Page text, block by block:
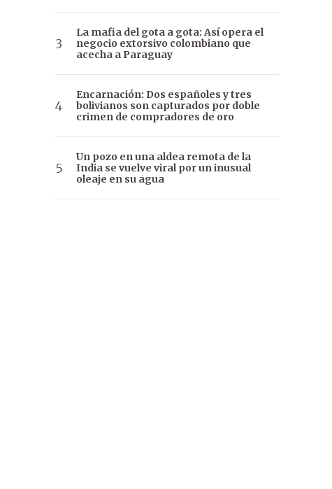
La mafia del gota a gota: Así opera el
negocio extorsivo colombiano que
acecha a Paraguay
Encarnación: Dos españoles y tres
bolivianos son capturados por doble
crimen de compradores de oro
Un pozo en una aldea remota de la
India se vuelve viral por un inusual
oleaje en su agua